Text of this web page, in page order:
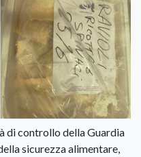
di controllo della Guardia
sicurezza alimentare,